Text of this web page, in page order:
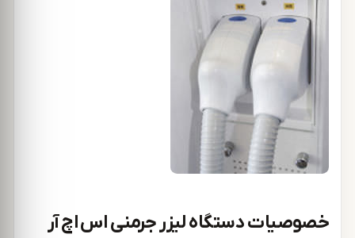
خصوصیات دستگاه لیزر جرمنی اس اچ آر